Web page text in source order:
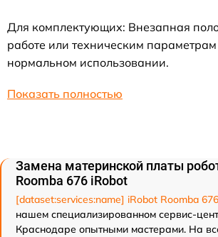
Для комплектующих: Внезапная
работе или техническим
нормальном использовании.
Показать полностью
Замена материнской платы
Roomba 676 iRobot
[dataset:services:name] iRobot Roomba 676
нашем специализированном сервис-
Краснодаре опытными мастерами. На